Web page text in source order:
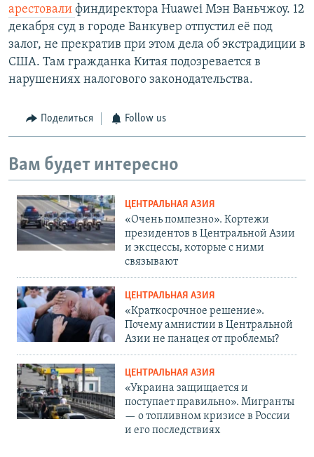
арестовали финдиректора Huawei Мэн Ваньчжоу. 12
декабря суд в городе Ванкувер отпустил её под
залог, не прекратив при этом дела об экстрадиции в
США. Там гражданка Китая подозревается в
нарушениях налогового законодательства.
Поделиться Follow us
Вам будет интересно
ЦЕНТРАЛЬНАЯ АЗИЯ
«Очень помпезно». Кортежи
президентов в Центральной Азии
и эксцессы, которые с ними
связывают
ЦЕНТРАЛЬНАЯ АЗИЯ
«Краткосрочное решение».
Почему амнистии в Центральной
Азии не панацея от проблемы?
ЦЕНТРАЛЬНАЯ АЗИЯ
«Украина защищается и
поступает правильно». Мигранты
— о топливном кризисе в России
и его последствиях